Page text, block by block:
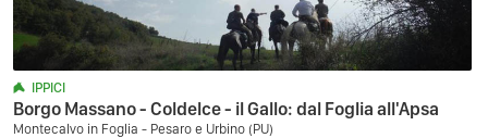
IPPICI
Borgo Massano - Coldelce - il Gallo: dal Foglia all'Apsa
Montecalvo in Foglia - Pesaro e Urbino (PU)